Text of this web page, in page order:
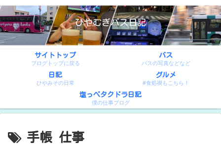
ひやむぎバス日記
サイトトップ
ブログトップに戻る
バス
バスの写真などなど
日記
ひやみその日常
グルメ
#食処禊もこちら！
塩っぺタクドラ日記
僕の仕事ブログ
手帳 仕事